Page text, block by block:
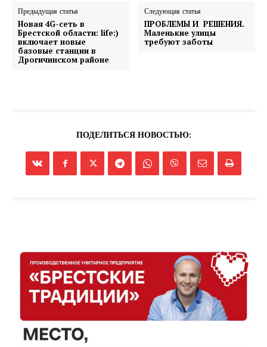
"Драгічынскі Веснік"
Редакция "ДВ"
Наша гісторыя
Контакты
Предыдущая статья
Новая 4G-сеть в
Брестской области: life:)
включает новые
базовые станции в
Дрогичинском районе
Следующая статья
ПРОБЛЕМЫ И РЕШЕНИЯ.
Маленькие улицы
требуют заботы
ПОДЕЛИТЬСЯ НОВОСТЬЮ: